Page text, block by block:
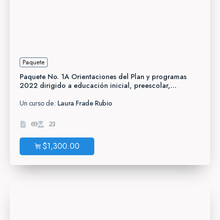
Paquete
Paquete No. 1A Orientaciones del Plan y programas
2022 dirigido a educación inicial, preescolar,
Un curso de: Laura Frade Rubio
69 23
$1,300.00